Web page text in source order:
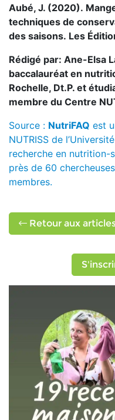
Aubé, J. (2020).
techniques de
des saisons. Les
Rédigé par: Ane-Elsa
baccalauréat en
Rochelle, Dt.P. et
membre du Centre
Source : NutriFAQ est
NUTRISS de
recherche en nutrition-
près de 60
membres.
Retour aux